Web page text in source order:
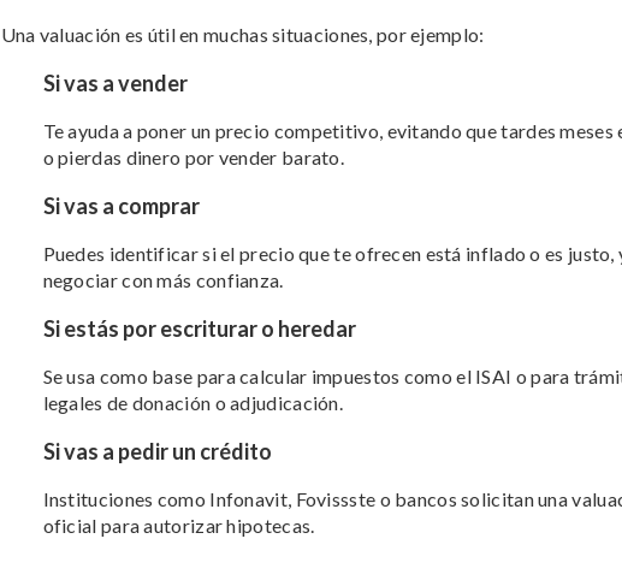
Una valuación es útil en muchas situaciones, por ejemplo:
Si vas a vender
Te ayuda a poner un precio competitivo, evitando que tardes meses
o pierdas dinero por vender barato.
Si vas a comprar
Puedes identificar si el precio que te ofrecen está inflado o es justo,
negociar con más confianza.
Si estás por escriturar o heredar
Se usa como base para calcular impuestos como el ISAI o para
legales de donación o adjudicación.
Si vas a pedir un crédito
Instituciones como Infonavit, Fovissste o bancos solicitan una
oficial para autorizar hipotecas.